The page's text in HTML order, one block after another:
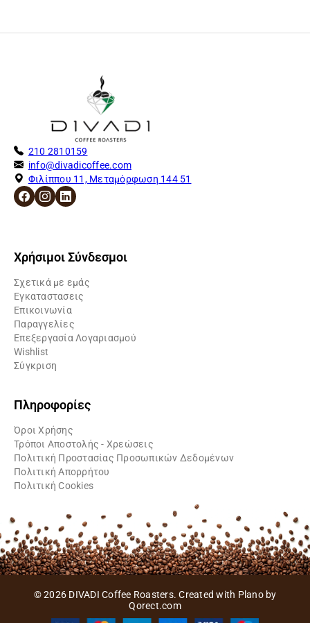
210 2810159
info@divadicoffee.com
Φιλίππου 11, Μεταμόρφωση 144 51
Χρήσιμοι Σύνδεσμοι
Σχετικά με εμάς
Εγκαταστασεις
Επικοινωνία
Παραγγελίες
Επεξεργασία Λογαριασμού
Wishlist
Σύγκριση
Πληροφορίες
Όροι Χρήσης
Τρόποι Αποστολής - Χρεώσεις
Πολιτική Προστασίας Προσωπικών Δεδομένων
Πολιτική Απορρήτου
Πολιτική Cookies
© 2026 DIVADI Coffee Roasters. Created with Plano by
Qorect.com